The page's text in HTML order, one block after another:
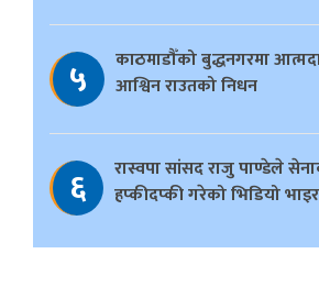
५
काठमाडौँको बुद्धनगरमा
आश्विन राउतको निधन
६
रास्वपा सांसद राजु पाण्डेले
हप्कीदप्की गरेको भिडियो